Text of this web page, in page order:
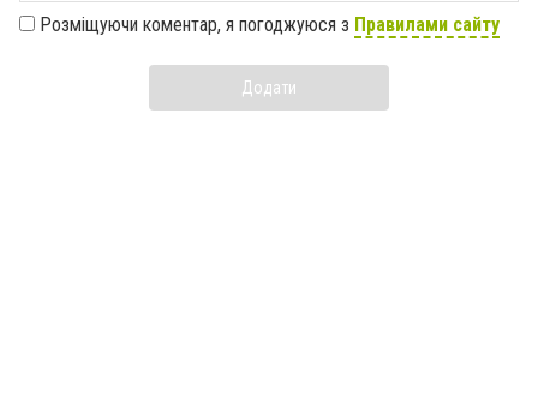
Розміщуючи коментар, я погоджуюся з Правилами сайту
Додати